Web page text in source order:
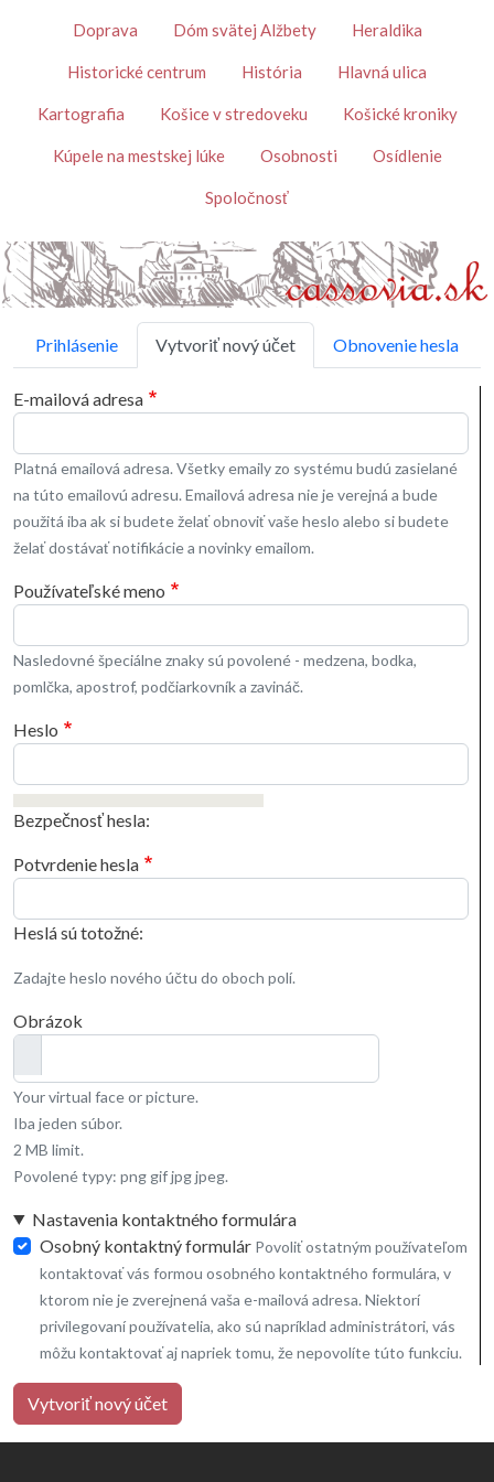
TémyDoprava Dóm svätej Alžbety Heraldika
Historické centrum História Hlavná ulica
Kartografia Košice v stredoveku Košické kroniky
Kúpele na mestskej lúke Osobnosti Osídlenie
Spoločnosť
Primárne karty
Prihlásenie Vytvoriť nový účet Obnovenie hesla
E-mailová adresa
Platná emailová adresa. Všetky emaily zo systému budú zasielané
na túto emailovú adresu. Emailová adresa nie je verejná a bude
použitá iba ak si budete želať obnoviť vaše heslo alebo si budete
želať dostávať notifikácie a novinky emailom.
Používateľské meno
Nasledovné špeciálne znaky sú povolené - medzena, bodka,
pomlčka, apostrof, podčiarkovník a zavináč.
Heslo
Bezpečnosť hesla:
Potvrdenie hesla
Heslá sú totožné:
Zadajte heslo nového účtu do oboch polí.
Obrázok
Your virtual face or picture.
Iba jeden súbor.
2 MB limit.
Povolené typy: png gif jpg jpeg.
Nastavenia kontaktného formulára
Osobný kontaktný formulár Povoliť ostatným používateľom
kontaktovať vás formou osobného kontaktného formulára, v
ktorom nie je zverejnená vaša e-mailová adresa. Niektorí
privilegovaní používatelia, ako sú napríklad administrátori, vás
môžu kontaktovať aj napriek tomu, že nepovolíte túto funkciu.
Vytvoriť nový účet